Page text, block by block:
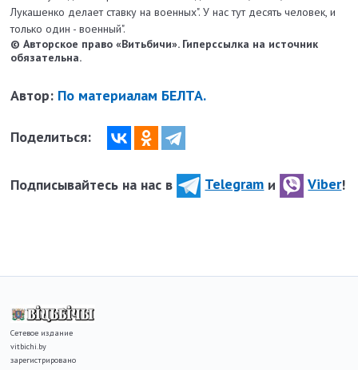
Лукашенко делает ставку на военных". У нас тут десять человек, и
только один - военный".
© Авторское право «Витьбичи». Гиперссылка на источник
обязательна.
Автор: По материалам БЕЛТА.
Поделиться:
Подписывайтесь на нас в Telegram и Viber!
Сетевое издание
vitbichi.by
зарегистрировано